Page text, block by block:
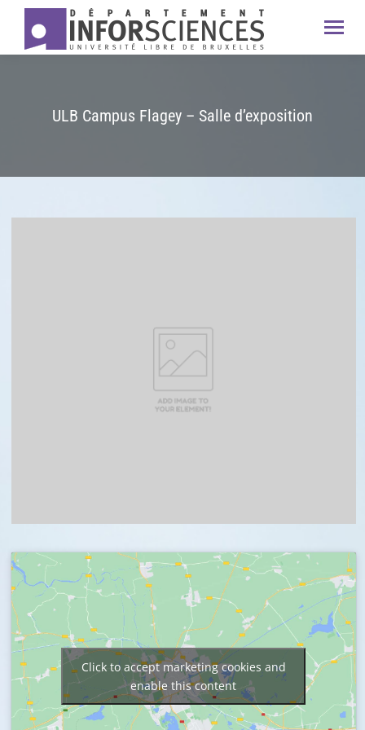
ULB Campus Flagey – Salle d’exposition
Click to accept marketing cookies and
enable this content